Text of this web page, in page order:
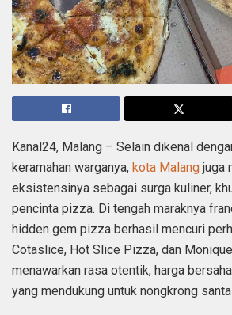
Kanal24, Malang – Selain dikenal
keramahan warganya, kota Malang juga
eksistensinya sebagai surga kuliner,
pencinta pizza. Di tengah maraknya
hidden gem pizza berhasil mencuri
Cotaslice, Hot Slice Pizza, dan
menawarkan rasa otentik, harga
yang mendukung untuk nongkrong